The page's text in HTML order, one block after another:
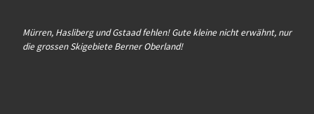
Mürren, Hasliberg und Gstaad fehlen! Gute kleine nicht erwähnt, nur
die grossen Skigebiete Berner Oberland!